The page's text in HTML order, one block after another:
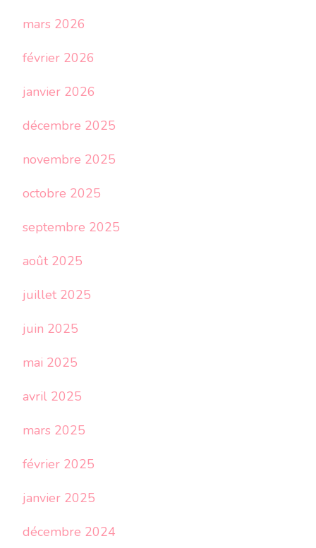
mars 2026
février 2026
janvier 2026
décembre 2025
novembre 2025
octobre 2025
septembre 2025
août 2025
juillet 2025
juin 2025
mai 2025
avril 2025
mars 2025
février 2025
janvier 2025
décembre 2024